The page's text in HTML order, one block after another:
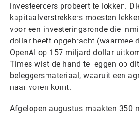
investeerders probeert te lokken.
kapitaalverstrekkers moesten
voor een investeringsronde die
dollar heeft opgebracht (waarmee
OpenAI op 157 miljard dollar
Times wist de hand te leggen op dit
beleggersmateriaal, waaruit een
naar voren komt.
Afgelopen augustus maakten 350